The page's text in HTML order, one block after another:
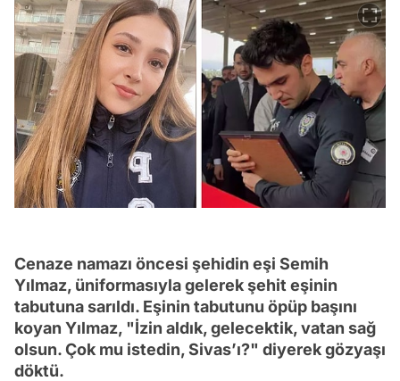
Cenaze namazı öncesi şehidin eşi Semih
Yılmaz, üniformasıyla gelerek şehit eşinin
tabutuna sarıldı. Eşinin tabutunu öpüp başını
koyan Yılmaz, "İzin aldık, gelecektik, vatan sağ
olsun. Çok mu istedin, Sivas’ı?" diyerek gözyaşı
döktü.